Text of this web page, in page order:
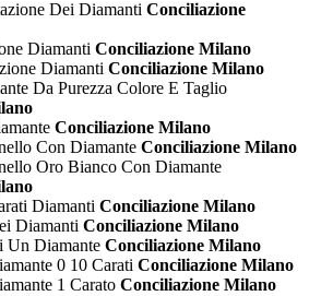
Dei Diamanti Conciliazione
Diamanti Conciliazione Milano
Diamanti Conciliazione Milano
Da Purezza Colore E Taglio
Conciliazione Milano
Con DiamanteConciliazione Milano
Oro Bianco Con Diamante
Diamanti Conciliazione Milano
Diamanti Conciliazione Milano
Un DiamanteConciliazione Milano
0 10 Carati Conciliazione Milano
1 CaratoConciliazione Milano